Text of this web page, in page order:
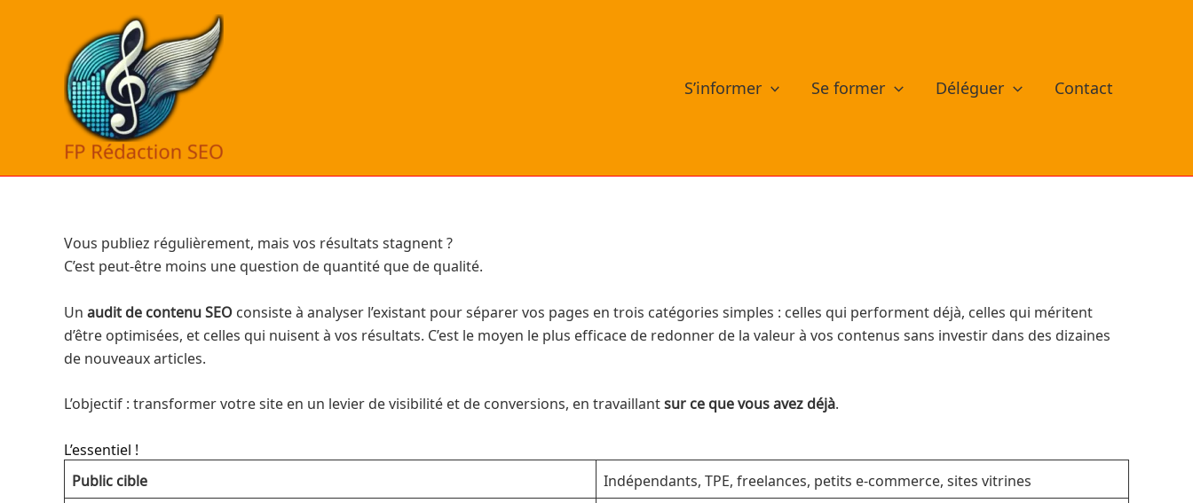
S’informer Se former Déléguer Contact
Vous publiez régulièrement, mais vos résultats stagnent ?
C’est peut-être moins une question de quantité que de qualité.
Unaudit de contenu SEOconsiste à analyser l’existant pour séparer vos pages en trois catégories simples : celles qui performent déjà, celles qui méritent
d’être optimisées, et celles qui nuisent à vos résultats. C’est le moyen le plus efficace de redonner de la valeur à vos contenus sans investir dans des dizaines
de nouveaux articles.
L’objectif : transformer votre site en un levier de visibilité et de conversions, en travaillantsur ce que vous avez déjà.
L’essentiel !
Public cible
Indépendants, TPE, freelances, petits e-commerce, sites vitrines